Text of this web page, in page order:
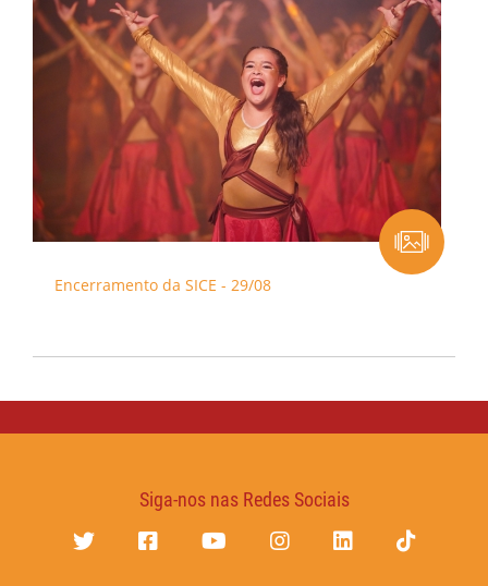
Encerramento da SICE - 29/08
Siga-nos nas Redes Sociais